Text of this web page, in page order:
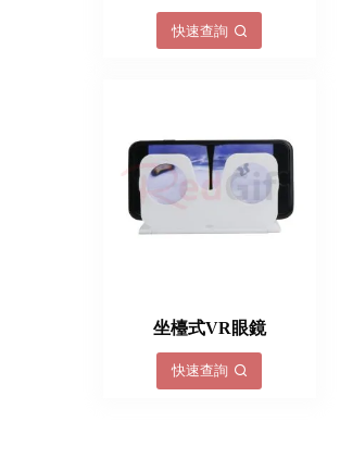
快速查詢
坐檯式VR眼鏡
快速查詢